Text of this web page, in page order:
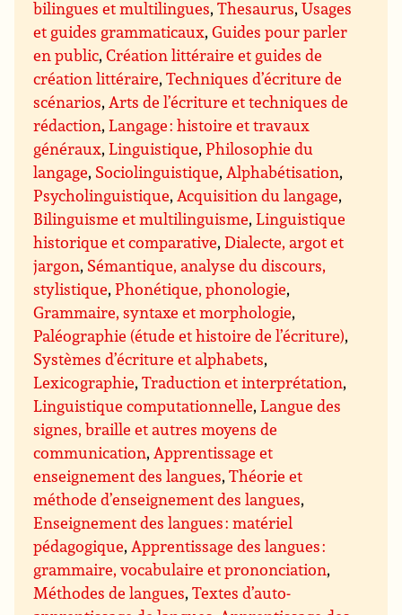
bilingues et multilingues,Thesaurus,Usages
et guides grammaticaux,Guides pour parler
en public,Création littéraire et guides de
création littéraire,Techniques d’écriture de
scénarios,Arts de l’écriture et techniques de
rédaction,Langage : histoire et travaux
généraux,Linguistique,Philosophie du
langage, Sociolinguistique,Alphabétisation,
Psycholinguistique,Acquisition du langage,
Bilinguisme et multilinguisme,Linguistique
historique et comparative,Dialecte, argot et
jargon, Sémantique, analyse du discours,
stylistique,Phonétique, phonologie,
Grammaire, syntaxe et morphologie,
Paléographie (étude et histoire de l’écriture),
Systèmes d’écriture et alphabets,
Lexicographie,Traduction et interprétation,
Linguistique computationnelle,Langue des
signes, braille et autres moyens de
communication,Apprentissage et
enseignement des langues,Théorie et
méthode d’enseignement des langues,
Enseignement des langues : matériel
pédagogique,Apprentissage des langues :
grammaire, vocabulaire et prononciation,
Méthodes de langues,Textes d’auto-